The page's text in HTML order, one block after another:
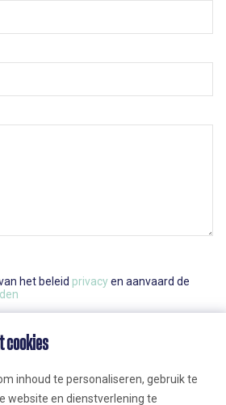
het beleid privacyen aanvaard de
cookies
inhoud te personaliseren, gebruik te
website en dienstverlening te